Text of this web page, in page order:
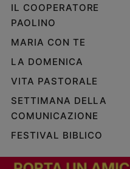
IL COOPERATORE
PAOLINO
MARIA CON TE
LA DOMENICA
VITA PASTORALE
SETTIMANA DELLA
COMUNICAZIONE
FESTIVAL BIBLICO